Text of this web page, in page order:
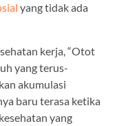
yang tidak ada
kerja, “Otot
yang terus-
akumulasi
baru terasa ketika
yang